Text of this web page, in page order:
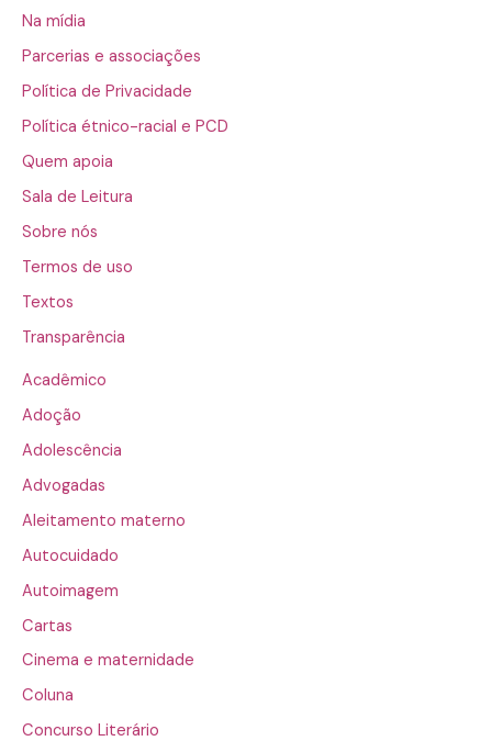
Na mídia
Parcerias e associações
Política de Privacidade
Política étnico-racial e PCD
Quem apoia
Sala de Leitura
Sobre nós
Termos de uso
Textos
Transparência
Acadêmico
Adoção
Adolescência
Advogadas
Aleitamento materno
Autocuidado
Autoimagem
Cartas
Cinema e maternidade
Coluna
Concurso Literário